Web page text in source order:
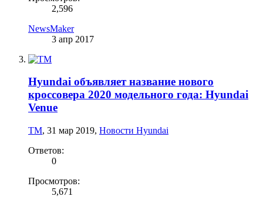
2,596
NewsMaker
3 апр 2017
Hyundai объявляет название нового
кроссовера 2020 модельного года: Hyundai
Venue
TM, 31 мар 2019, Новости Hyundai
Ответов:
0
Просмотров:
5,671